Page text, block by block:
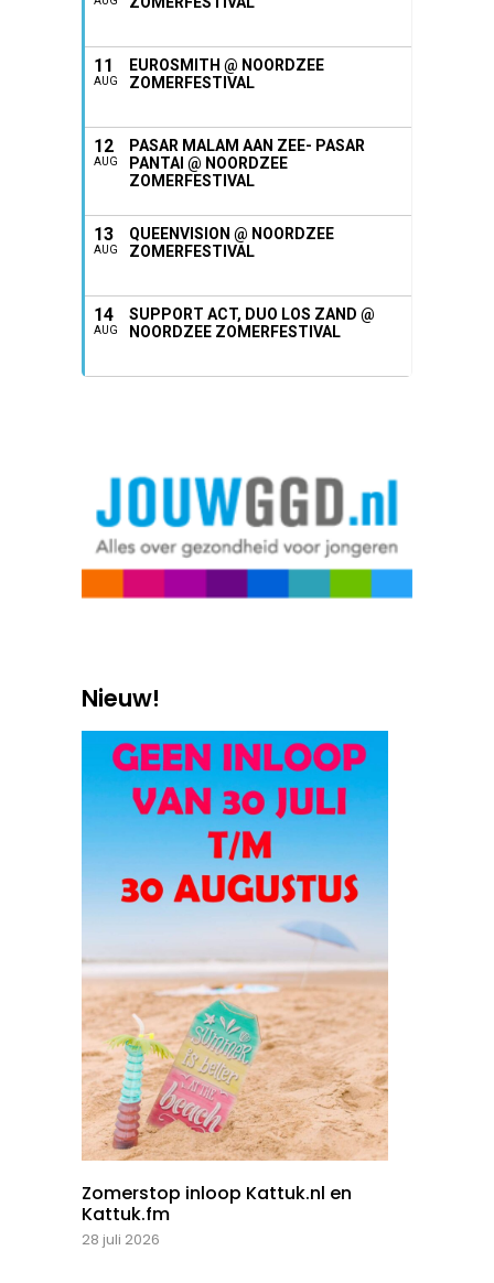
11
AUG
EUROSMITH @ NOORDZEE
ZOMERFESTIVAL
12
AUG
PASAR MALAM AAN ZEE- PASAR
PANTAI @ NOORDZEE
ZOMERFESTIVAL
13
AUG
QUEENVISION @ NOORDZEE
ZOMERFESTIVAL
14
AUG
SUPPORT ACT, DUO LOS ZAND @
NOORDZEE ZOMERFESTIVAL
Nieuw!
Zomerstop inloop Kattuk.nl en
Kattuk.fm
28 juli 2026